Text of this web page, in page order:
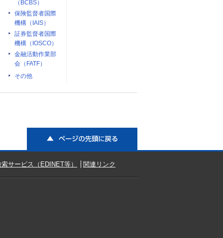
（BCBS）
保険監督者国際
機構（IAIS）
証券監督者国際
機構（IOSCO）
金融活動作業部
会（FATF）
その他
サービス（EDINET等） 関連リンク